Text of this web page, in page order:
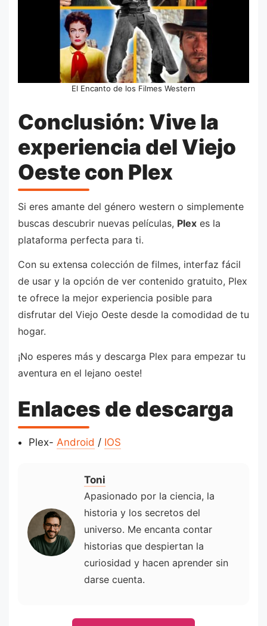
El Encanto de los Filmes Western
Conclusión: Vive la
experiencia del Viejo
Oeste con Plex
Si eres amante del género western o simplemente
buscas descubrir nuevas películas, Plex es la
plataforma perfecta para ti.
Con su extensa colección de filmes, interfaz fácil
de usar y la opción de ver contenido gratuito, Plex
te ofrece la mejor experiencia posible para
disfrutar del Viejo Oeste desde la comodidad de tu
hogar.
¡No esperes más y descarga Plex para empezar tu
aventura en el lejano oeste!
Enlaces de descarga
Plex- Android / IOS
Toni
Apasionado por la ciencia, la
historia y los secretos del
universo. Me encanta contar
historias que despiertan la
curiosidad y hacen aprender sin
darse cuenta.